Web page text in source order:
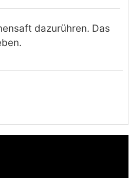
dazurühren. Das